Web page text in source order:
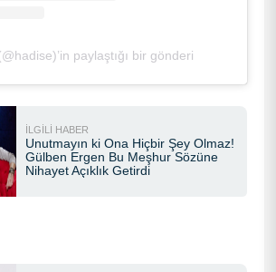
paylaştığı bir gönderi